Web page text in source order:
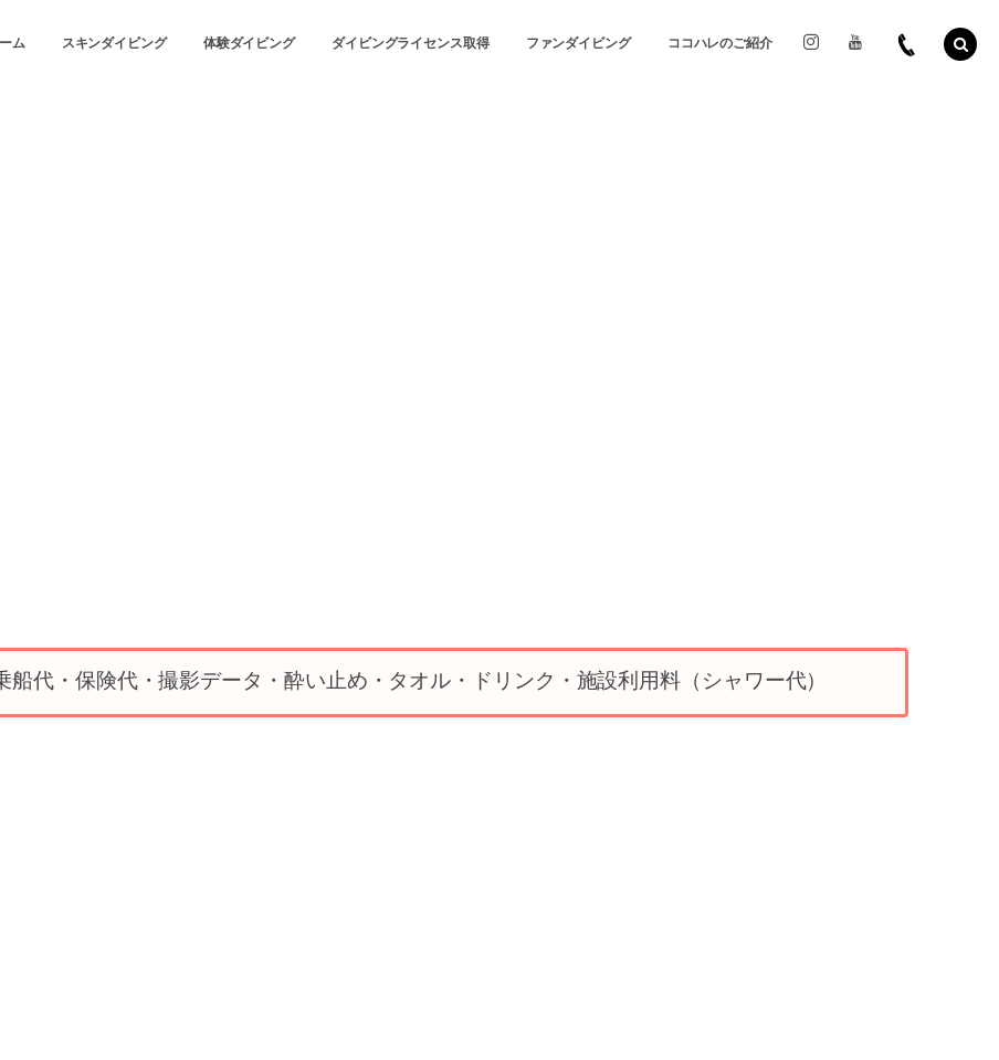
ム スキンダイビング 体験ダイビング ダイビングライセンス取得 ファンダイビング ココハレのご紹介
代・保険代・撮影データ・酔い止め・タオル・ドリンク・施設利用料（シャワー代）